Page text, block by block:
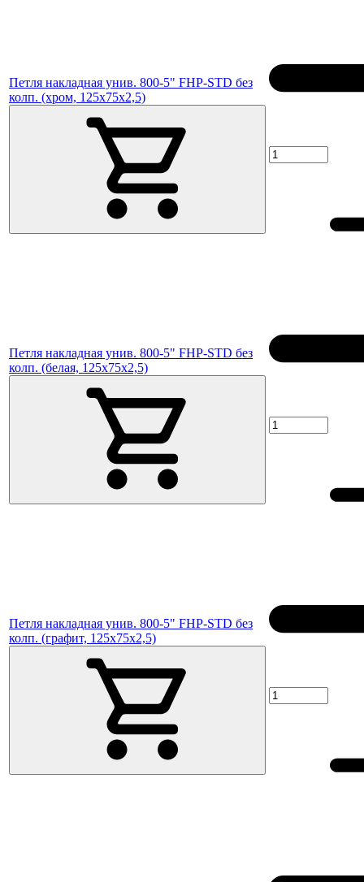
Петля накладная унив. 800-5" FHP-STD без
колп. (хром, 125х75х2,5)
Петля накладная унив. 800-5" FHP-STD без
колп. (белая, 125х75х2,5)
Петля накладная унив. 800-5" FHP-STD без
колп. (графит, 125х75х2,5)